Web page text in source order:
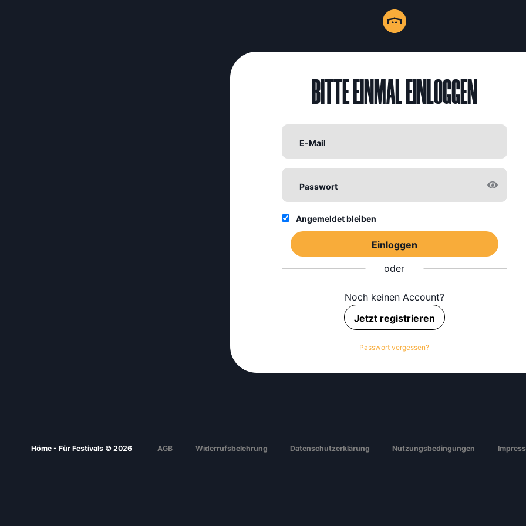
BITTE EINMALEINLOGGEN
E-Mail
Passwort
Angemeldet bleiben
Einloggen
Noch keinen Account?
Jetzt registrieren
Passwort vergessen?
Höme - Für Festivals © 2026 AGB Widerrufsbelehrung Datenschutzerklärung Nutzungsbedingungen